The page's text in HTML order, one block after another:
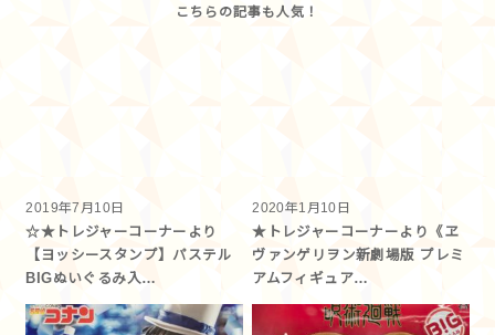
2019年7月10日
☆★トレジャーコーナーより
【ヨッシースタンプ】パステル
BIGぬいぐるみ入…
2020年1月10日
★トレジャーコーナーより《ヱ
ヴァンゲリヲン新劇場版 プレミ
アムフィギュア…